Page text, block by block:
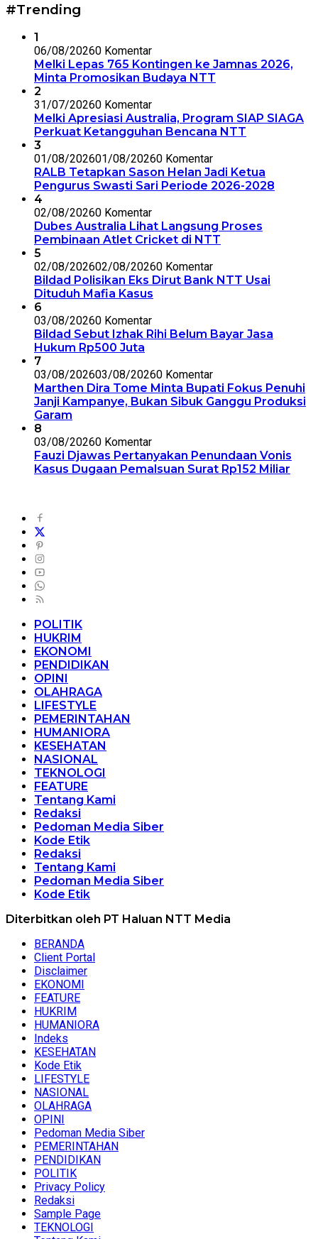
#Trending
1
06/08/20260 Komentar
Melki Lepas 765 Kontingen ke Jamnas 2026,
Minta Promosikan Budaya NTT
2
31/07/20260 Komentar
Melki Apresiasi Australia, Program SIAP SIAGA
Perkuat Ketangguhan Bencana NTT
3
01/08/202601/08/20260 Komentar
RALB Tetapkan Sason Helan Jadi Ketua
Pengurus Swasti Sari Periode 2026-2028
4
02/08/20260 Komentar
Dubes Australia Lihat Langsung Proses
Pembinaan Atlet Cricket di NTT
5
02/08/202602/08/20260 Komentar
Bildad Polisikan Eks Dirut Bank NTT Usai
Dituduh Mafia Kasus
6
03/08/20260 Komentar
Bildad Sebut Izhak Rihi Belum Bayar Jasa
Hukum Rp500 Juta
7
03/08/202603/08/20260 Komentar
Marthen Dira Tome Minta Bupati Fokus Penuhi
Janji Kampanye, Bukan Sibuk Ganggu Produksi
Garam
8
03/08/20260 Komentar
Fauzi Djawas Pertanyakan Penundaan Vonis
Kasus Dugaan Pemalsuan Surat Rp152 Miliar
POLITIK
HUKRIM
EKONOMI
PENDIDIKAN
OPINI
OLAHRAGA
LIFESTYLE
PEMERINTAHAN
HUMANIORA
KESEHATAN
NASIONAL
TEKNOLOGI
FEATURE
Tentang Kami
Redaksi
Pedoman Media Siber
Kode Etik
Redaksi
Tentang Kami
Pedoman Media Siber
Kode Etik
Diterbitkan oleh PT Haluan NTT Media
BERANDA
Client Portal
Disclaimer
EKONOMI
FEATURE
HUKRIM
HUMANIORA
Indeks
KESEHATAN
Kode Etik
LIFESTYLE
NASIONAL
OLAHRAGA
OPINI
Pedoman Media Siber
PEMERINTAHAN
PENDIDIKAN
POLITIK
Privacy Policy
Redaksi
Sample Page
TEKNOLOGI